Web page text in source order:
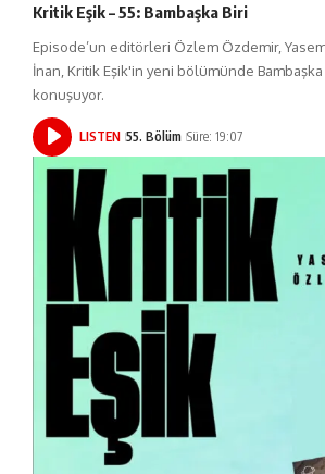
Kritik Eşik – 55: Bambaşka Biri
Episode’un editörleri Özlem Özdemir,
İnan, Kritik Eşik'in yeni bölümünde
konuşuyor.
LISTEN 55. Bölüm Süre: 19:07